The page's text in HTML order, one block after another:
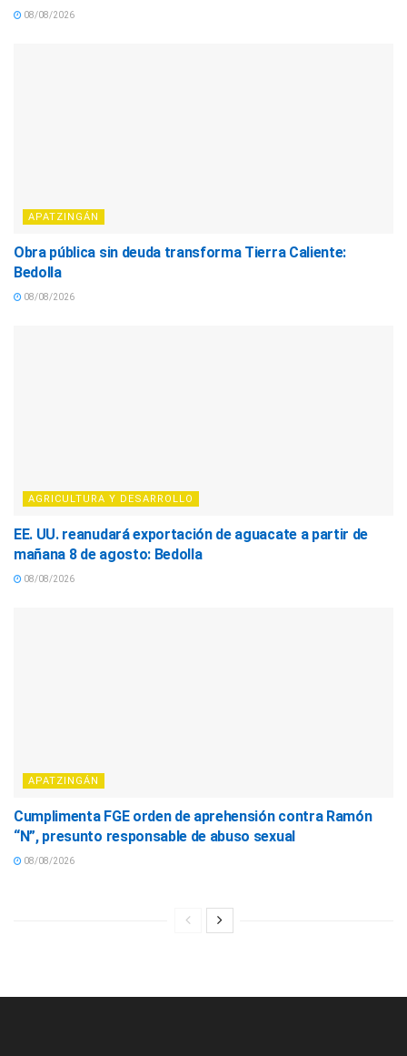
08/08/2026
APATZINGÁN
Obra pública sin deuda transforma Tierra Caliente:
Bedolla
08/08/2026
AGRICULTURA Y DESARROLLO
EE. UU. reanudará exportación de aguacate a partir de
mañana 8 de agosto: Bedolla
08/08/2026
APATZINGÁN
Cumplimenta FGE orden de aprehensión contra Ramón
“N”, presunto responsable de abuso sexual
08/08/2026